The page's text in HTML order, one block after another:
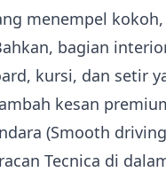
menempel
bagian
kursi, dan setir
kesan
(Smooth
Tecnica di